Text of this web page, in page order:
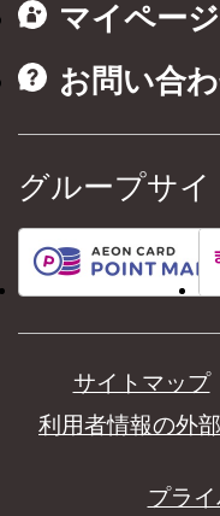
マイページ
お問い合
グループサイ
サイトマップ
利用者情報の外
プラ